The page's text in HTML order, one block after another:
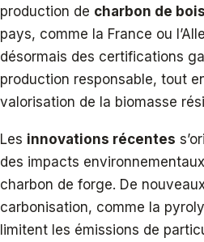
production de charbon de bois
pays, comme la France ou
désormais des certifications
production responsable, tout
valorisation de la biomasse
Les innovations récentes
des impacts
charbon de forge. De
carbonisation, comme la
limitent les émissions de